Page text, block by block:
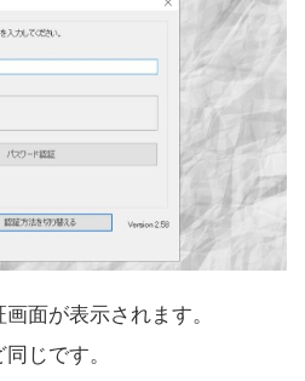
面が表示されます。
じです。